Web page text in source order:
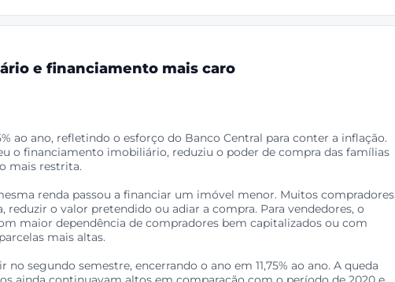
e financiamento mais caro
ao ano, refletindo o esforço do Banco Central para conter a inflação.
o financiamento imobiliário, reduziu o poder de compra das famílias
mais restrita.
renda passou a financiar um imóvel menor. Muitos compradores
reduzir o valor pretendido ou adiar a compra. Para vendedores, o
maior dependência de compradores bem capitalizados ou com
mais altas.
no segundo semestre, encerrando o ano em 11,75% ao ano. A queda